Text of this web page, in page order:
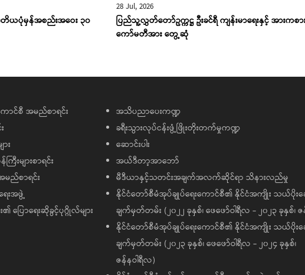
ပုံမှန်အစည်းအဝေး ၃၀
28 Jul, 2026
ပြည်သူ့လွှတ်တော်ဥက္ကဋ္ဌ ဦးခင်ရီ ကျန်းမာရေးနှင့် အားကစ
ကော်မတီအား တွေ့ဆုံ
ာင်စီ အမည်စာရင်း
း
းများစာရင်း
ည်စာရင်း
ေးအဖွဲ့
ပြောရေးဆိုခွင့်ပုဂ္ဂိုလ်များ
အသိပညာပေးကဏ္ဍ
ခရီးသွားလုပ်ငန်းဖွံ့ဖြိုးတိုးတက်မှုကဏ္ဍ
ဆောင်းပါး
အယ်ဒီတာ့အာဘော်
မီဒီယာနှင့်သတင်းအချက်အလက်ဆိုင်ရာ သိနားလည်မှု
နိုင်ငံတော်စီမံအုပ်ချုပ်ရေးကောင်စီ၏ နိုင်ငံအကျိုး သယ်ပိုး
ချက်မှတ်တမ်း (၂၀၂၂ ခုနှစ်၊ ဖေဖော်ဝါရီလ - ၂၀၂၃ ခုနှစ်၊
နိုင်ငံတော်စီမံအုပ်ချုပ်ရေးကောင်စီ၏ နိုင်ငံအကျိုး သယ်ပိုး
ချက်မှတ်တမ်း (၂၀၂၃ ခုနှစ်၊ ဖေဖော်ဝါရီလ - ၂၀၂၄ ခုနှစ်၊
ဇန်နဝါရီလ)